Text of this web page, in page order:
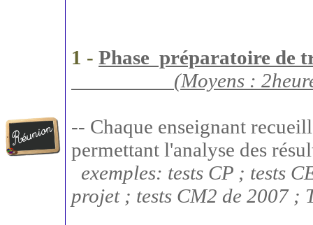
1 - Phase préparatoire de
(Moyens :
-- Chaque enseignant
permettant l'analyse des
exemples: tests CP ; tests
projet ; tests CM2 de 2007 ;